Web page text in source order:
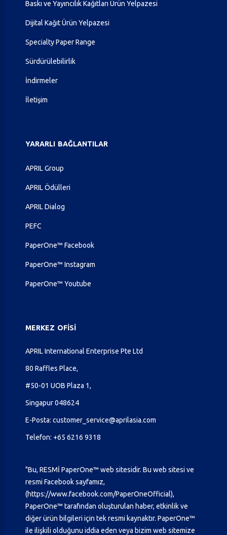
Baskı ve Yayıncılık Kağıtları Ürün Yelpazesi
Dijital Kağıt Ürün Yelpazesi
Specialty Paper Range
Sürdürülebilirlik
İndirmeler
İletişim
YARARLI BAĞLANTILAR
APRIL Group
APRIL Ödülleri
APRIL Dialog
PEFC
PaperOne™ Facebook
PaperOne™ Instagram
PaperOne™ Youtube
MERKEZ OFISI
APRIL International Enterprise Pte Ltd
80 Raffles Place,
#50-01 UOB Plaza 1,
Singapur 048624
E-Posta: customer_service@aprilasia.com
Telefon: +65 6216 9318
"Bu, RESMİ PaperOne™ web sitesidir. Bu web sitesi ve
resmi Facebook sayfamız,
(https://www.facebook.com/PaperOneOfficial),
PaperOne™ tarafından oluşturulan haber, etkinlik ve
diğer ürün bilgileri için tek resmi kaynaktır. PaperOne™
ile ilişkili olduğunu iddia eden veya bizim web sitemize